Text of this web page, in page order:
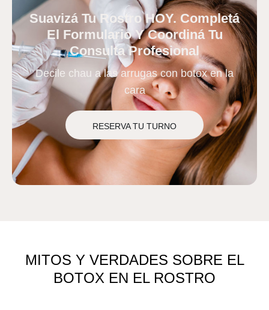
Suavizá Tu Rostro HOY. Completá
El Formulario Y Coordiná Tu
Consulta Profesional
Decile chau a las arrugas con botox en la
cara
RESERVA TU TURNO
MITOS Y VERDADES SOBRE EL
BOTOX EN EL ROSTRO